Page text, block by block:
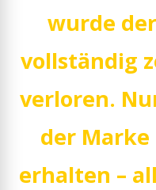
wurde
vollständig
verloren.
der Marke
erhalten –